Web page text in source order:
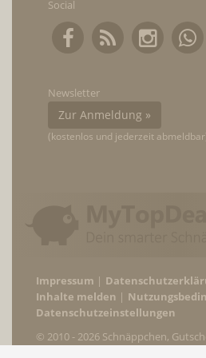
Social
Newsletter
Zur Anmeldung »
(kostenlos und jederzeit
Impressum
Inhalte melden
Datenschutzeinstellungen
© 2010 - 2026 Schnäppchen,